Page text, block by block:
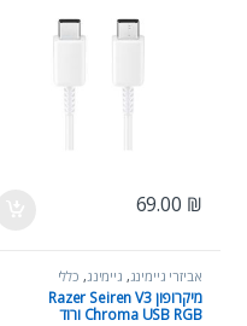
69.00 ₪
אביזרי גיימינג, גיימינג, כללי
מיקרופון Razer Seiren V3
Chroma USB RGB ורוד